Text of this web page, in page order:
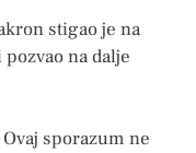
stigao je na
na dalje
sporazum ne